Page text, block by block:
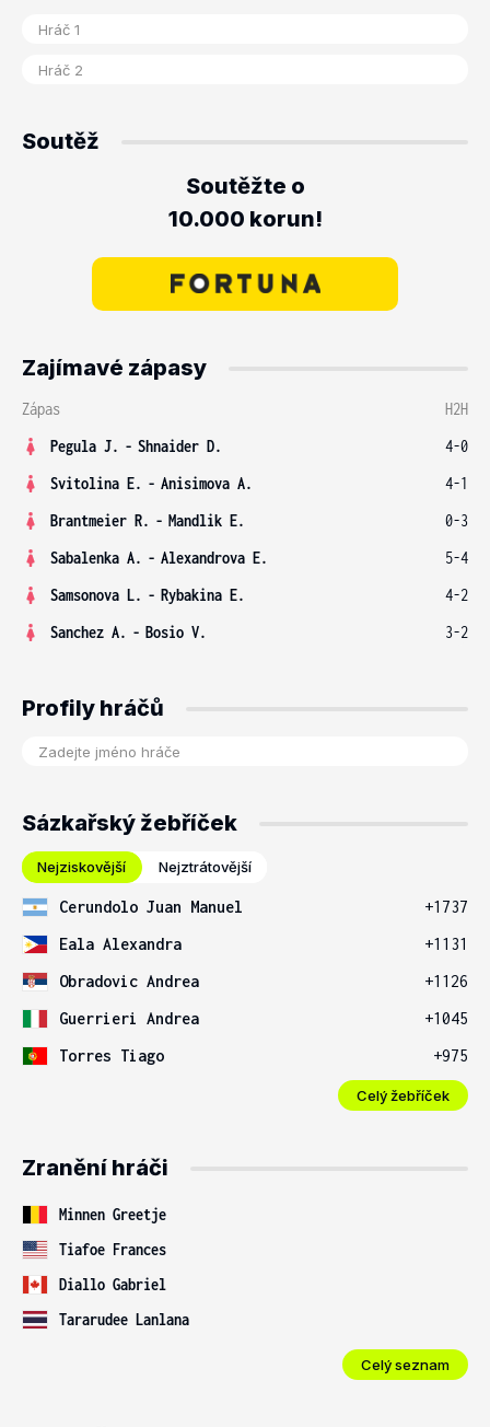
Soutěž
Soutěžte o
10.000 korun!
Zajímavé zápasy
Zápas
H2H
Pegula J. - Shnaider D.
4-0
Svitolina E. - Anisimova A.
4-1
Brantmeier R. - Mandlik E.
0-3
Sabalenka A. - Alexandrova E.
5-4
Samsonova L. - Rybakina E.
4-2
Sanchez A. - Bosio V. 3-2
Profily hráčů
Sázkařský žebříček
Nejziskovější Nejztrátovější
Cerundolo Juan Manuel
+1737
Eala Alexandra
+1131
Obradovic Andrea
+1126
Guerrieri Andrea
+1045
Torres Tiago
+975
Celý žebříček
Zranění hráči
Minnen Greetje
Tiafoe Frances
Diallo Gabriel
Tararudee Lanlana
Celý seznam